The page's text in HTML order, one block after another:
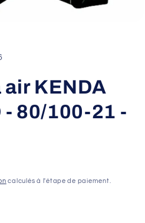
air KENDA
- 80/100-21 -
calculés à l'étape de paiement.